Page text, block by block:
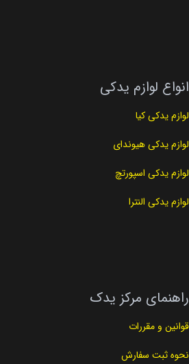
انواع لوازم یدکی
لوازم یدکی کیا
لوازم یدکی هیوندای
لوازم یدکی اسپورتچ
لوازم یدکی النترا
راهنمای مرکز یدک
قوانین و مقررات
نحوه ثبت سفارش